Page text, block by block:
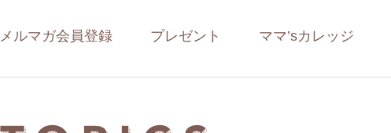
メルマガ会員登録 プレゼント ママ’sカレッジ